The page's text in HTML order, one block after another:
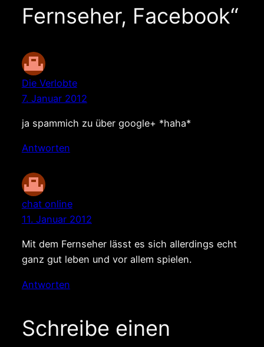
Fernseher, Facebook“
Die Verlobte
7. Januar 2012
ja spammich zu über google+ *haha*
Antworten
chat online
11. Januar 2012
Mit dem Fernseher lässt es sich allerdings echt
ganz gut leben und vor allem spielen.
Antworten
Schreibe einen